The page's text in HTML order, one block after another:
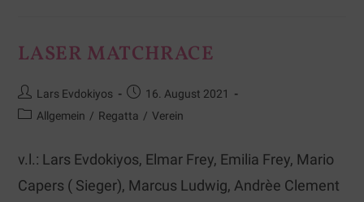
LASER MATCHRACE
Lars Evdokiyos
16. August 2021
Allgemein / Regatta / Verein
v.l.: Lars Evdokiyos, Elmar Frey, Emilia Frey, Mario
Capers ( Sieger), Marcus Ludwig, Andrèe Clement